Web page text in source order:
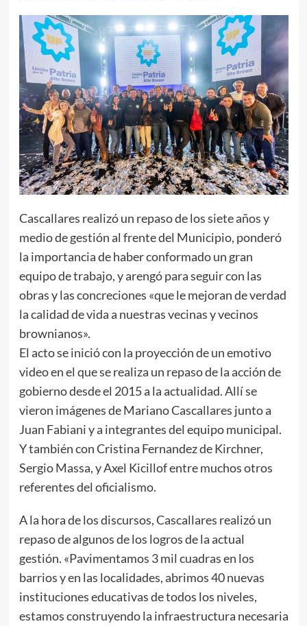
Cascallares realizó un repaso de los siete años y
medio de gestión al frente del Municipio, ponderó
la importancia de haber conformado un gran
equipo de trabajo, y arengó para seguir con las
obras y las concreciones «que le mejoran de verdad
la calidad de vida a nuestras vecinas y vecinos
brownianos».
El acto se inició con la proyección de un emotivo
video en el que se realiza un repaso de la acción de
gobierno desde el 2015 a la actualidad. Allí se
vieron imágenes de Mariano Cascallares junto a
Juan Fabiani y a integrantes del equipo municipal.
Y también con Cristina Fernandez de Kirchner,
Sergio Massa, y Axel Kicillof entre muchos otros
referentes del oficialismo.
A la hora de los discursos, Cascallares realizó un
repaso de algunos de los logros de la actual
gestión. «Pavimentamos 3 mil cuadras en los
barrios y en las localidades, abrimos 40 nuevas
instituciones educativas de todos los niveles,
estamos construyendo la infraestructura necesaria